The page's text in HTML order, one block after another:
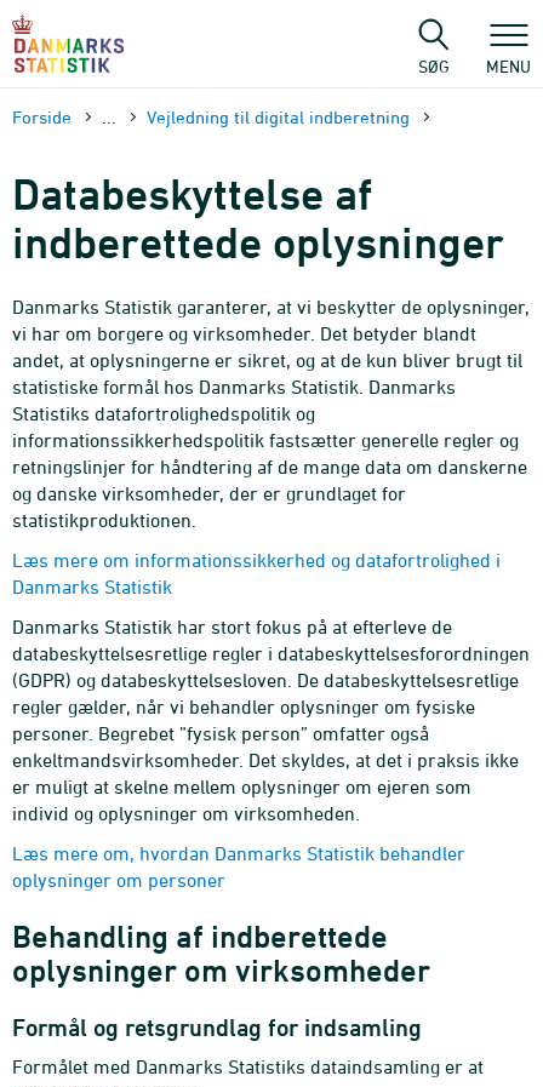
sidens
SØG MENU
Forside Vejledning til digital indberetning
Databeskyttelse af
indberettede oplysninger
Danmarks Statistik garanterer, at vi beskytter de oplysninger,
vi har om borgere og virksomheder. Det betyder blandt
andet, at oplysningerne er sikret, og at de kun bliver brugt til
statistiske formål hos Danmarks Statistik. Danmarks
Statistiks datafortrolighedspolitik og
informationssikkerhedspolitik fastsætter generelle regler og
retningslinjer for håndtering af de mange data om danskerne
og danske virksomheder, der er grundlaget for
statistikproduktionen.
Læs mere om informationssikkerhed og datafortrolighed i
Danmarks Statistik
Danmarks Statistik har stort fokus på at efterleve de
databeskyttelsesretlige regler i databeskyttelsesforordningen
(GDPR) og databeskyttelsesloven. De databeskyttelsesretlige
regler gælder, når vi behandler oplysninger om fysiske
personer. Begrebet ”fysisk person” omfatter også
enkeltmandsvirksomheder. Det skyldes, at det i praksis ikke
er muligt at skelne mellem oplysninger om ejeren som
individ og oplysninger om virksomheden.
Læs mere om, hvordan Danmarks Statistik behandler
oplysninger om personer
Behandling af indberettede
oplysninger om virksomheder
Formål og retsgrundlag for indsamling
Formålet med Danmarks Statistiks dataindsamling er at